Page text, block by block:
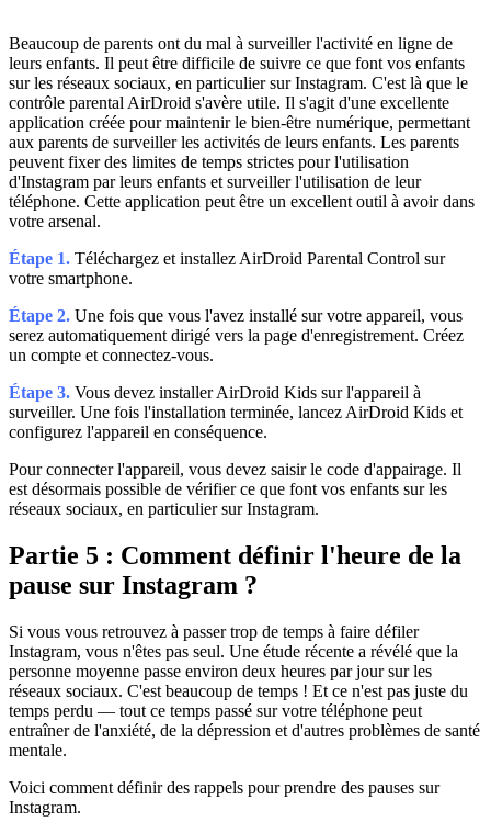
Beaucoup de parents ont du mal à surveiller l'activité en ligne de
leurs enfants. Il peut être difficile de suivre ce que font vos enfants
sur les réseaux sociaux, en particulier sur Instagram. C'est là que le
contrôle parental AirDroid s'avère utile. Il s'agit d'une excellente
application créée pour maintenir le bien-être numérique, permettant
aux parents de surveiller les activités de leurs enfants. Les parents
peuvent fixer des limites de temps strictes pour l'utilisation
d'Instagram par leurs enfants et surveiller l'utilisation de leur
téléphone. Cette application peut être un excellent outil à avoir dans
votre arsenal.
Étape 1. Téléchargez et installez AirDroid Parental Control sur
votre smartphone.
Étape 2. Une fois que vous l'avez installé sur votre appareil, vous
serez automatiquement dirigé vers la page d'enregistrement. Créez
un compte et connectez-vous.
Étape 3. Vous devez installer AirDroid Kids sur l'appareil à
surveiller. Une fois l'installation terminée, lancez AirDroid Kids et
configurez l'appareil en conséquence.
Pour connecter l'appareil, vous devez saisir le code d'appairage. Il
est désormais possible de vérifier ce que font vos enfants sur les
réseaux sociaux, en particulier sur Instagram.
Partie 5 : Comment définir l'heure de la
pause sur Instagram ?
Si vous vous retrouvez à passer trop de temps à faire défiler
Instagram, vous n'êtes pas seul. Une étude récente a révélé que la
personne moyenne passe environ deux heures par jour sur les
réseaux sociaux. C'est beaucoup de temps ! Et ce n'est pas juste du
temps perdu — tout ce temps passé sur votre téléphone peut
entraîner de l'anxiété, de la dépression et d'autres problèmes de santé
mentale.
Voici comment définir des rappels pour prendre des pauses sur
Instagram.